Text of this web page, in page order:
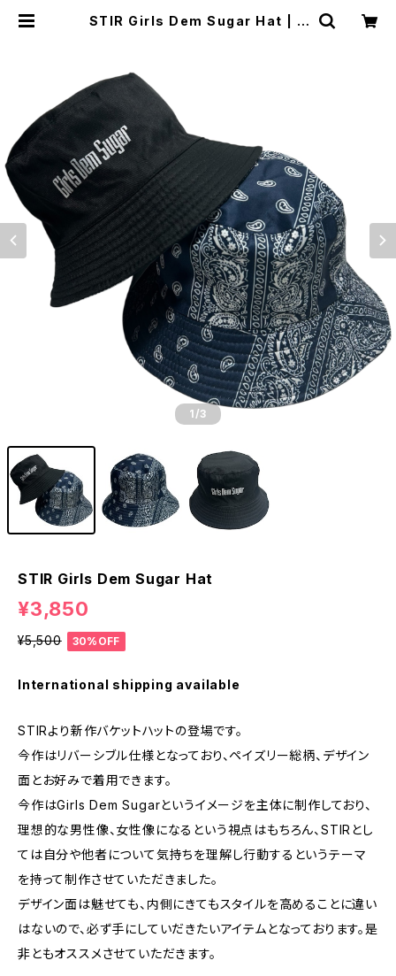
STIR Girls Dem Sugar Hat | S
1 /3
STIR Girls Dem Sugar Hat
¥3,850
¥5,500 30%OFF
International shipping available
STIRより新作バケットハットの登場です。
今作はリバーシブル仕様となっており、ペイズリー総柄、デザイン
面とお好みで着用できます。
今作はGirls Dem Sugarというイメージを主体に制作しており、
理想的な男性像、女性像になるという視点はもちろん、STIRとし
ては自分や他者について気持ちを理解し行動するというテーマ
を持って制作させていただきました。
デザイン面は魅せても、内側にきてもスタイルを高めることに違い
はないので、必ず手にしていだきたいアイテムとなっております。是
非ともオススメさせていただきます。